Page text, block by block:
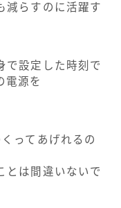
減らすのに活躍す
で設定した時刻で
電源を
ってあげれるの
とは間違いないで